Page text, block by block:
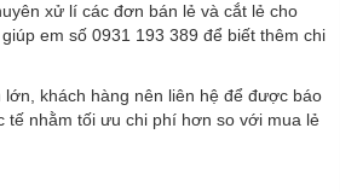
xử lí các đơn bán lẻ và cắt lẻ cho
em số 0931 193 389 để biết thêm chi
khách hàng nên liên hệ để được báo
tế nhằm tối ưu chi phí hơn so với mua lẻ